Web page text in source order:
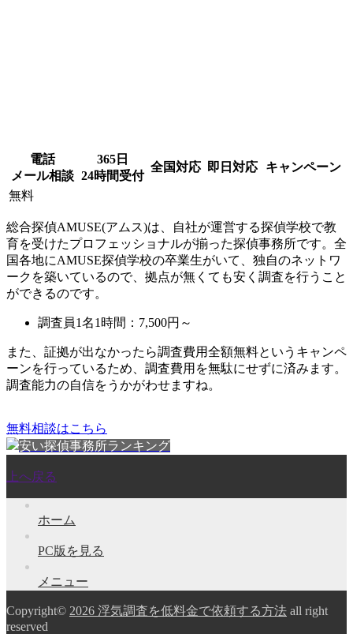
電話
メール相談
365日
24時間受付
全国対応 即日対応 キャンペーン
無料
総合探偵AMUSE(アムス)は、自社が運営する探偵学校で教
育を受けたプロフェッショナルが揃った探偵事務所です。全
国各地にAMUSE探偵学校の卒業生がいて、独自のネットワ
ークを築いているので、拠点が無くても安く調査を行うこと
ができるのです。
調査員1名1時間： 7,500円～
また、 証拠が出なかったら調査費用全額無料というキャンペ
ーンを行っているため、調査費用を無駄にせずに済みます。
調査能力の自信をうかがわせますね。
無料相談はこちら
安い探偵事務所ランキング
上へ戻る
ホーム
PC版を見る
メニュー
Copyright© 2026 浮気調査を低料金で依頼する方法 all right
reserved